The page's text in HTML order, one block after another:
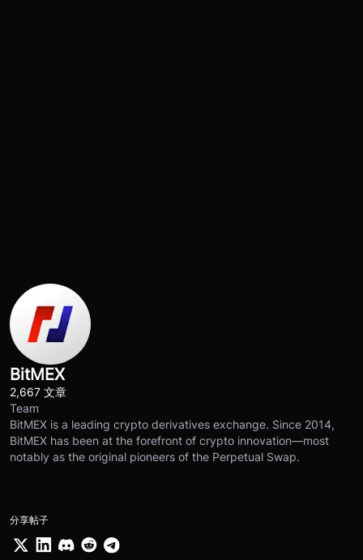
BitMEX
2,667 文章
Team
BitMEX is a leading crypto derivatives exchange. Since 2014,
BitMEX has been at the forefront of crypto innovation—most
notably as the original pioneers of the Perpetual Swap.
分享帖子